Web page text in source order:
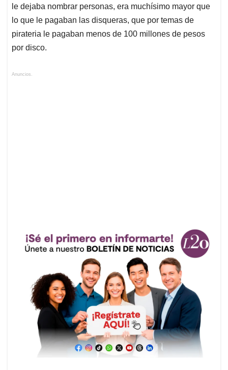
le dejaba nombrar personas, era muchísimo mayor que
lo que le pagaban las disqueras, que por temas de
pirateria le pagaban menos de 100 millones de pesos
por disco.
Anuncios.